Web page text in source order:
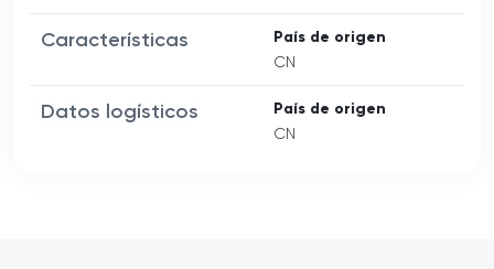
Características País de origen
CN
Datos logísticos País de origen
CN